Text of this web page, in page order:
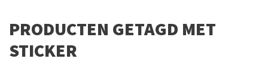
PRODUCTEN GETAGD MET
STICKER